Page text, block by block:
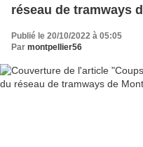
réseau de tramways
Publié le 20/10/2022 à 05:05
Par montpellier56